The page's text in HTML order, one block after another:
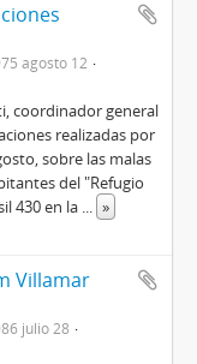
agosto 12
coordinador general
realizadas por
sobre las malas
del "Refugio
430 en la ... »
Villamar
julio 28